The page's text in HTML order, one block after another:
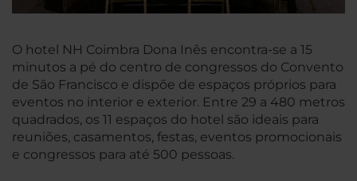
O hotel NH Coimbra Dona Inês encontra-se a 15
minutos a pé do centro de congressos do Convento
de São Francisco e dispõe de espaços próprios para
eventos no interior e exterior. Entre 29 a 480 metros
quadrados, os 11 espaços do hotel são ideais para
reuniões, casamentos, festas, eventos promocionais
e congressos para até 500 pessoas.